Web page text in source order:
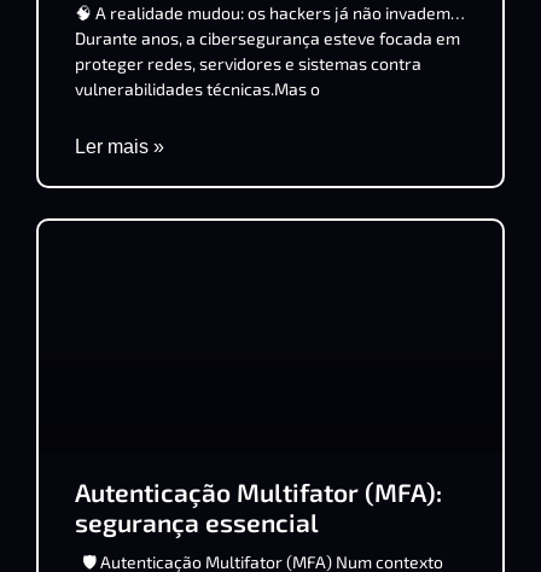
🧠 A realidade mudou: os hackers já não invadem…
Durante anos, a cibersegurança esteve focada em
proteger redes, servidores e sistemas contra
vulnerabilidades técnicas.Mas o
Ler mais »
Autenticação Multifator (MFA):
segurança essencial
🛡️ Autenticação Multifator (MFA) Num contexto